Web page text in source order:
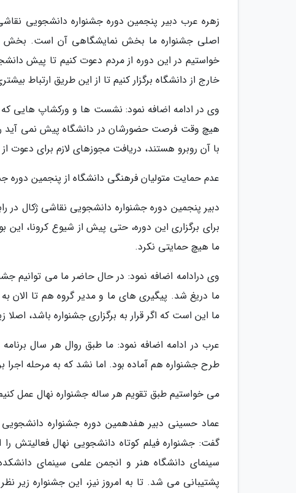
زهره عرب دبیر پنجمین دوره جشنواره دانشجویی
اصلی جشنواره ما بخش نمایشگاهی آن است.
خواستیم در این دوره از مردم دعوت کنیم تا پیش
خارج از دانشگاه برگزار کنیم تا از این طریق ارتباط
وی در ادامه اضافه نمود: نشست ها و ورکشاپ هایی
هیچ وقت فرصت حضورشان در دانشگاه پیش نمی آید
با آن روبرو هستند، دریافت مجوزهای لازم برای دعوت
عدم حمایت متولیان فرهنگی دانشگاه از پنجمین دوره
دبیر پنجمین دوره جشنواره دانشجویی نقاشی ژکال
برای برگزاری این دوره، حتی پیش از شیوع کرونا،
ما هیچ حمایتی نکرد.
وی درادامه اضافه نمود: در حال حاضر ما می توانیم
ما دریغ شد. پیگیری های ما و مدیر گروه هم تا الان
ما این است که اگر قرار به برگزاری جشنواره باشد،
عرب در ادامه اضافه نمود: ما طبق روال هر سال
طرح جشنواره هم آماده بود. اما نشد که به مرحله اجرا
می خواستیم طبق تقویم هر ساله جشنواره نهال عمل
عماد حسینی دبیر هفدهمین دوره جشنواره دانشجویی
سینمای دانشگاه هنر و انجمن علمی سینمای
پشتیبانی می شد. تا به امروز نیز، این جشنواره زیر